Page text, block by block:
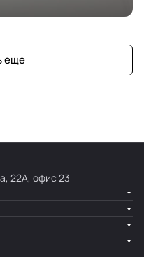
еще
22А, офис 23